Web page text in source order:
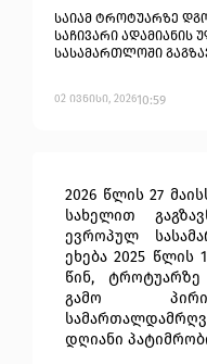
საიამ ტროტუარზე
საჩივარი
სასამართლოში
02 ივნისი, 202610:59
2026 წლის 27
სახელით
ევროპულ
ეხება 2025 წლის
წინ,
გამო
დღიანი